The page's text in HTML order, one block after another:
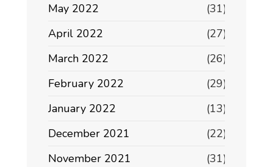
May 2022
(31)
April 2022
(27)
March 2022
(26)
February 2022
(29)
January 2022
(13)
December 2021
(22)
November 2021
(31)